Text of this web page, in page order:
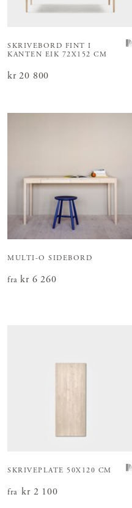
SKRIVEBORD FINT I
KANTEN EIK 72X152 CM
Pris: kr 20 800
kr 20 800
MULTI-O SIDEBORD
fra Pris :kr 6 260
kr 6 260
SKRIVEPLATE 50X120 CM
fra Pris :kr 2 100
kr 2 100